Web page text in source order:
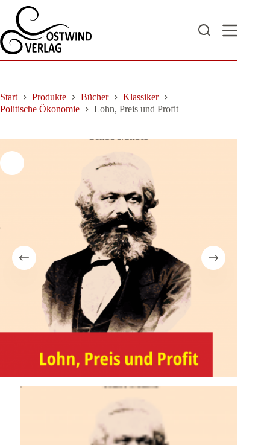
Inhalt
springen
Start Produkte Bücher
Klassiker
Politische Ökonomie
Lohn, Preis und Profit